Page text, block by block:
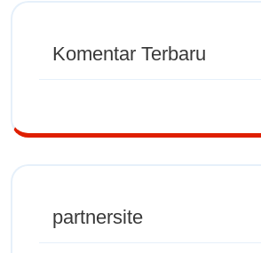
Komentar Terbaru
partnersite